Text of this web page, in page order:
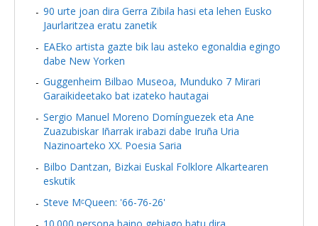
90 urte joan dira Gerra Zibila hasi eta lehen Eusko
Jaurlaritzea eratu zanetik
EAEko artista gazte bik lau asteko egonaldia egingo
dabe New Yorken
Guggenheim Bilbao Museoa, Munduko 7 Mirari
Garaikideetako bat izateko hautagai
Sergio Manuel Moreno Domínguezek eta Ane
Zuazubiskar Iñarrak irabazi dabe Iruña Uria
Nazinoarteko XX. Poesia Saria
Bilbo Dantzan, Bizkai Euskal Folklore Alkartearen
eskutik
Steve MᶜQueen: '66-76-26'
10.000 persona baino gehiago batu dira